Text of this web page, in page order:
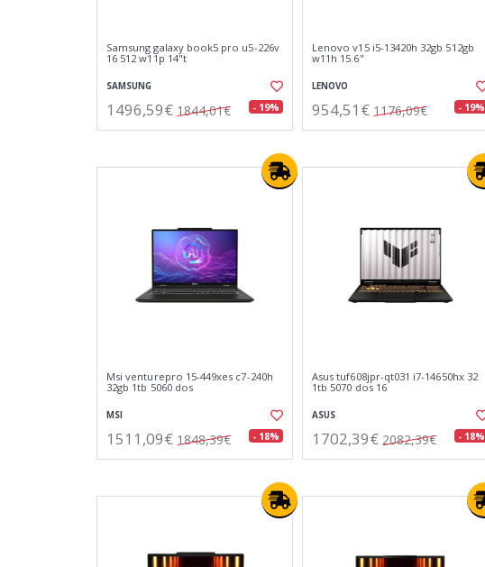
Samsung galaxy book5 pro u5-226v
16 512 w11p 14"t
SAMSUNG
1496,59€ 1844,01€ - 19%
Lenovo v15 i5-13420h 32gb 512gb
w11h 15.6"
LENOVO
954,51€ 1176,09€ - 19%
Msi venturepro 15-449xes c7-240h
32gb 1tb 5060 dos
MSI
1511,09€ 1848,39€ - 18%
Asus tuf608jpr-qt031 i7-14650hx 32
1tb 5070 dos 16
ASUS
1702,39€ 2082,39€ - 18%